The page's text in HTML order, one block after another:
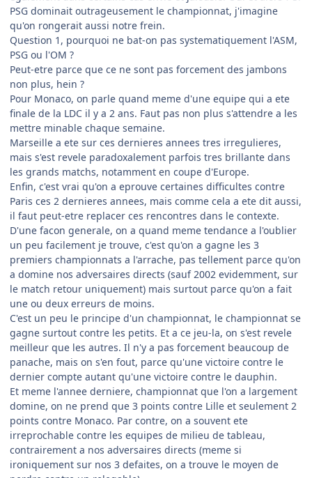
PSG dominait outrageusement le championnat, j'imagine
qu'on rongerait aussi notre frein.
Question 1, pourquoi ne bat-on pas systematiquement l'ASM,
PSG ou l'OM ?
Peut-etre parce que ce ne sont pas forcement des jambons
non plus, hein ?
Pour Monaco, on parle quand meme d'une equipe qui a ete
finale de la LDC il y a 2 ans. Faut pas non plus s'attendre a les
mettre minable chaque semaine.
Marseille a ete sur ces dernieres annees tres irregulieres,
mais s'est revele paradoxalement parfois tres brillante dans
les grands matchs, notamment en coupe d'Europe.
Enfin, c'est vrai qu'on a eprouve certaines difficultes contre
Paris ces 2 dernieres annees, mais comme cela a ete dit aussi,
il faut peut-etre replacer ces rencontres dans le contexte.
D'une facon generale, on a quand meme tendance a l'oublier
un peu facilement je trouve, c'est qu'on a gagne les 3
premiers championnats a l'arrache, pas tellement parce qu'on
a domine nos adversaires directs (sauf 2002 evidemment, sur
le match retour uniquement) mais surtout parce qu'on a fait
une ou deux erreurs de moins.
C'est un peu le principe d'un championnat, le championnat se
gagne surtout contre les petits. Et a ce jeu-la, on s'est revele
meilleur que les autres. Il n'y a pas forcement beaucoup de
panache, mais on s'en fout, parce qu'une victoire contre le
dernier compte autant qu'une victoire contre le dauphin.
Et meme l'annee derniere, championnat que l'on a largement
domine, on ne prend que 3 points contre Lille et seulement 2
points contre Monaco. Par contre, on a souvent ete
irreprochable contre les equipes de milieu de tableau,
contrairement a nos adversaires directs (meme si
ironiquement sur nos 3 defaites, on a trouve le moyen de